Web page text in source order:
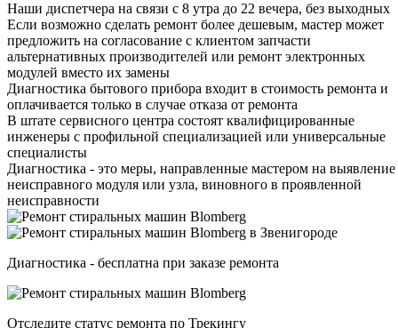
Наши диспетчера на связи с 8 утра до 22 вечера, без выходных
Если возможно сделать ремонт более дешевым, мастер может
предложить на согласование с клиентом запчасти
альтернативных производителей или ремонт электронных
модулей вместо их замены
Диагностика бытового прибора входит в стоимость ремонта и
оплачивается только в случае отказа от ремонта
В штате сервисного центра состоят квалифицированные
инженеры с профильной специализацией или универсальные
специалисты
Диагностика - это меры, направленные мастером на выявление
неисправного модуля или узла, виновного в проявленной
неисправности
Диагностика - бесплатна при заказе ремонта
Отследите статус ремонта по Трекингу